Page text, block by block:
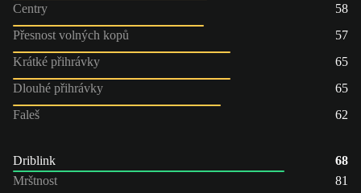
Centry
58
Přesnost volných kopů
57
Krátké přihrávky
65
Dlouhé přihrávky
65
Faleš
62
Driblink
68
Mrštnost
81